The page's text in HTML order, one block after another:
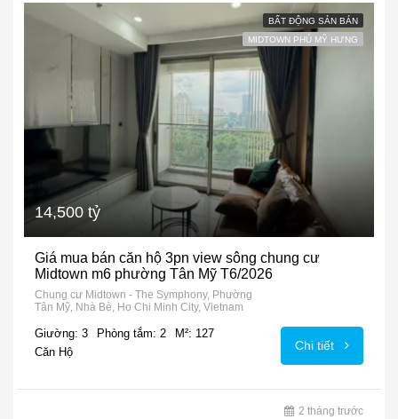
BẤT ĐỘNG SẢN BÁN
MIDTOWN PHÚ MỸ HƯNG
14,500 tỷ
Giá mua bán căn hộ 3pn view sông chung cư
Midtown m6 phường Tân Mỹ T6/2026
Chung cư Midtown - The Symphony, Phường
Tân Mỹ, Nhà Bè, Ho Chi Minh City, Vietnam
Giường: 3 Phòng tắm: 2
M²: 127
Căn Hộ
Chi tiết
2 tháng trước